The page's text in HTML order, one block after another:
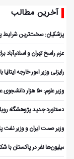
آخرین مطالب
پزشکیان: سخت‌ترین شرایط
عزم راسخ تهران و اسلام‌آباد
رایزنی وزیر امور خارجه
وزیر علوم: ۵۰ هزار دانشجوی عراقی در دانشگاه‌های ایران تحصیل می‌کنند
دستاورد جدید پژوهشگاه
وزیر صمت ایران و وزیر نفت
میلیون‌ها نفر در پاکستان با